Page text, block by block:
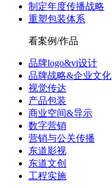
制定年度传播战略
重塑包装体系
看案例/作品
品牌logo&vi设计
品牌战略&企业文化
视觉传达
产品包装
商业空间&导示
数字营销
营销与公关传播
东道影视
东道文创
工程实施